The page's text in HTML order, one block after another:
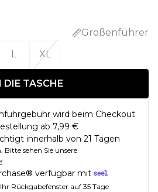
Größenführer
L XL
DIE TASCHE
wird beim Checkout
ab 7,99 €
innerhalb von 21 Tagen
Bitte sehen Sie unsere
verfügbar mit
Rückgabefenster auf 35 Tage